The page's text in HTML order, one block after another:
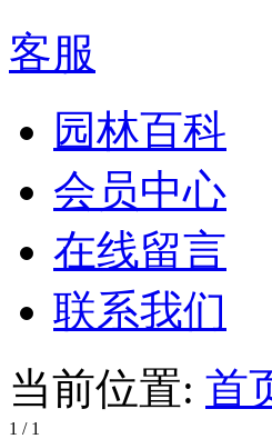
客服
园林百科
会员中心
在线留言
联系我们
当前位置: 首
1 / 1